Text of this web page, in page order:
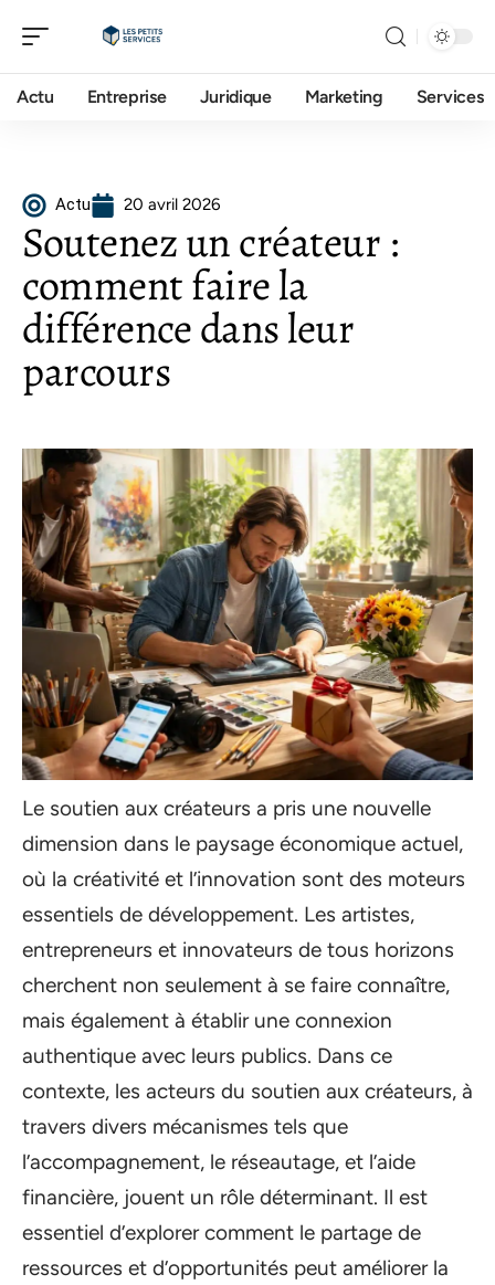
Actu Entreprise Juridique Marketing Services
Actu 20 avril 2026
Soutenez un créateur :
comment faire la
différence dans leur
parcours
Le soutien aux créateurs a pris une nouvelle
dimension dans le paysage économique actuel,
où la créativité et l’innovation sont des moteurs
essentiels de développement. Les artistes,
entrepreneurs et innovateurs de tous horizons
cherchent non seulement à se faire connaître,
mais également à établir une connexion
authentique avec leurs publics. Dans ce
contexte, les acteurs du soutien aux créateurs, à
travers divers mécanismes tels que
l’accompagnement, le réseautage, et l’aide
financière, jouent un rôle déterminant. Il est
essentiel d’explorer comment le partage de
ressources et d’opportunités peut améliorer la